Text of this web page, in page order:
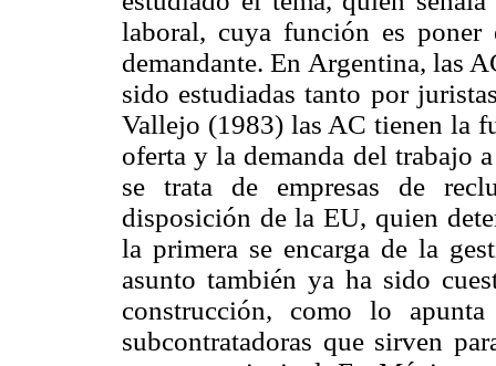
laboral, cuya función es
demandante. En Argentina, las
sido estudiadas tanto por
Vallejo (1983) las AC tienen la
oferta y la demanda del trabajo
se trata de empresas de
disposición de la EU, quien
la primera se encarga de la
asunto también ya ha sido
construcción, como lo
subcontratadoras que sirven